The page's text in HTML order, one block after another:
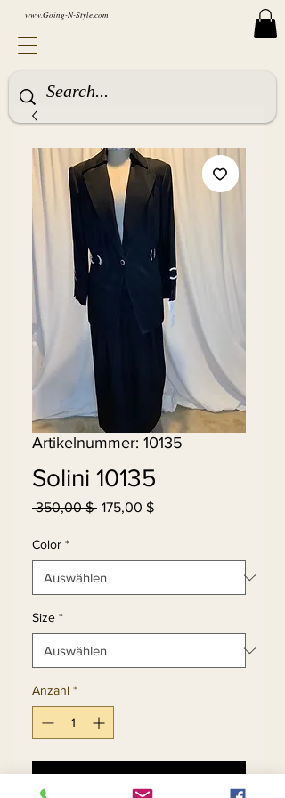
www.Going-N-Style.com
Artikelnummer: 10135
Solini 10135
350,00 $ Standardpreis
175,00 $Sale-
Color *
Size *
Anzahl *
In den Warenkorb